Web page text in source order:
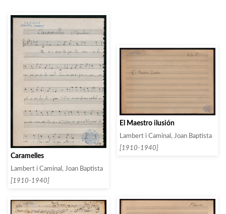
Caramelles
Lambert i Caminal, Joan Baptista
[1910-1940]
El Maestro ilusión
Lambert i Caminal, Joan Baptista
[1910-1940]